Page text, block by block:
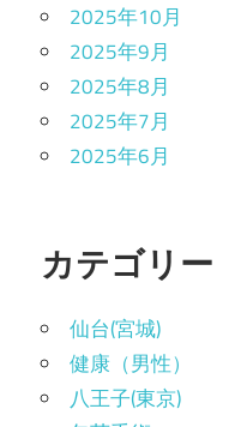
2025年10月
2025年9月
2025年8月
2025年7月
2025年6月
カテゴリー
仙台(宮城)
健康（男性）
八王子(東京)